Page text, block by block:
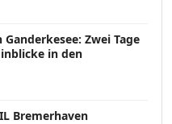
Zwei Tage
in den
Bremerhaven